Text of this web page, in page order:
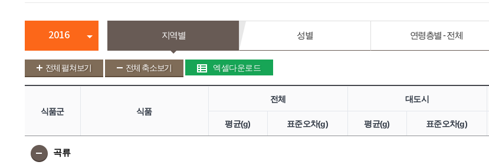
2016 지역별 성별 연령층별 - 전체
전체 펼쳐보기 전체 축소보기 엑셀다운로드
식품군 식품
전체 대도시
평균(g) 표준오차(g) 평균(g) 표준오차(g)
곡류